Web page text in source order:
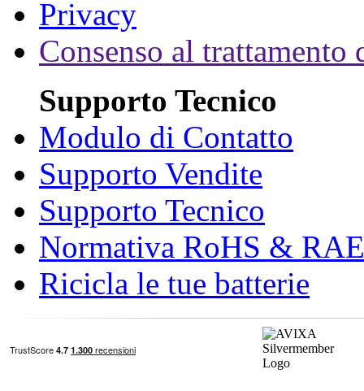
Privacy
Consenso al trattamento
Supporto Tecnico
Modulo di Contatto
Supporto Vendite
Supporto Tecnico
Normativa RoHS &
Ricicla le tue batterie